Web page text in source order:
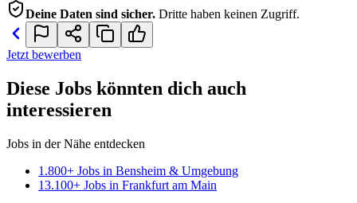
Deine Daten sind sicher. Dritte haben keinen Zugriff.
Jetzt bewerben
Diese Jobs könnten dich auch
interessieren
Jobs in der Nähe entdecken
1.800+ Jobs in Bensheim & Umgebung
13.100+ Jobs in Frankfurt am Main